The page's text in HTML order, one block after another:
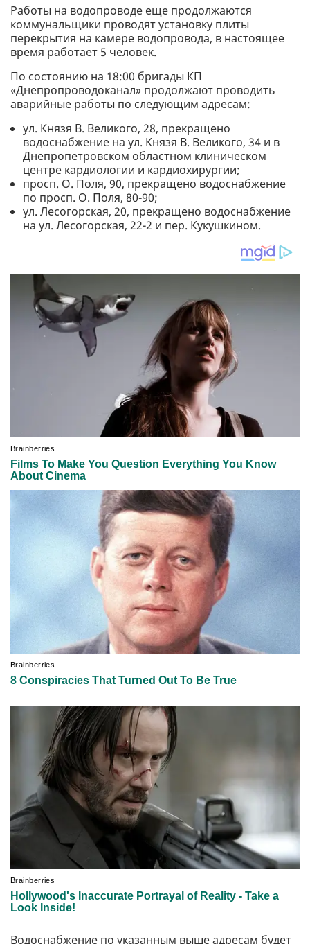
Работы на водопроводе еще продолжаются
коммунальщики проводят установку плиты
перекрытия на камере водопровода, в настоящее
время работает 5 человек.
По состоянию на 18:00 бригады КП
«Днепропроводоканал» продолжают проводить
аварийные работы по следующим адресам:
ул. Князя В. Великого, 28, прекращено
водоснабжение на ул. Князя В. Великого, 34 и в
Днепропетровском областном клиническом
центре кардиологии и кардиохирургии;
просп. О. Поля, 90, прекращено водоснабжение
по просп. О. Поля, 80-90;
ул. Лесогорская, 20, прекращено водоснабжение
на ул. Лесогорская, 22-2 и пер. Кукушкином.
Водоснабжение по указанным выше адресам будет